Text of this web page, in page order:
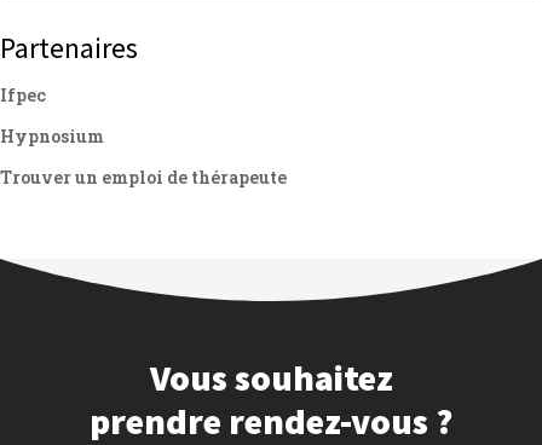
Partenaires
Ifpec
Hypnosium
Trouver un emploi de thérapeute
Vous souhaitez
prendre rendez-vous ?